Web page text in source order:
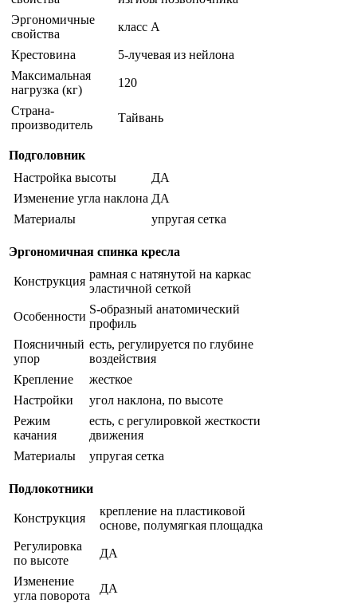
Эргономичные
свойства
класс A
Крестовина
5-лучевая из нейлона
Максимальная
нагрузка (кг)
120
Страна-
производитель
Тайвань
Подголовник
Настройка высоты
ДА
Изменение угла наклона ДА
Материалы
упругая сетка
Эргономичная спинка кресла
Конструкция
рамная с натянутой на каркас
эластичной сеткой
Особенности
S-образный анатомический
профиль
Поясничный
упор
есть, регулируется по глубине
воздействия
Крепление
жесткое
Настройки
угол наклона, по высоте
Режим
качания
есть, с регулировкой жесткости
движения
Материалы
упругая сетка
Подлокотники
Конструкция
крепление на пластиковой
основе, полумягкая площадка
Регулировка
по высоте
ДА
Изменение
угла поворота
ДА